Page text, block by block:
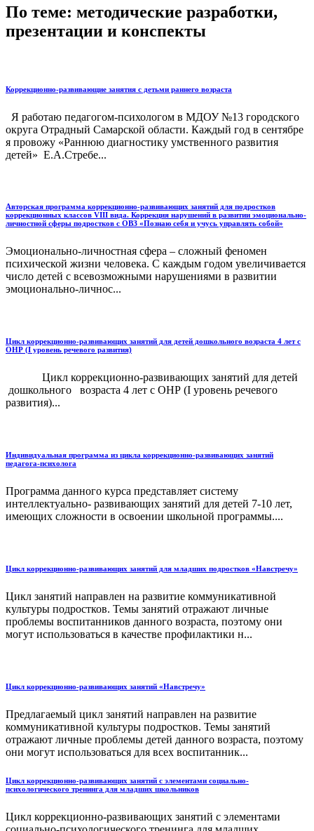
По теме: методические разработки,
презентации и конспекты
Коррекционно-развивающие занятия с детьми раннего возраста
Я работаю педагогом-психологом в МДОУ №13 городского
округа Отрадный Самарской области. Каждый год в сентябре
я провожу «Раннюю диагностику умственного развития
детей» Е.А.Стребе...
Авторская программа коррекционно-развивающих занятий для подростков
коррекционных классов VIII вида. Коррекция нарушений в развитии эмоционально-
личностной сферы подростков с ОВЗ «Познаю себя и учусь управлять собой»
Эмоционально-личностная сфера – сложный феномен
психической жизни человека. С каждым годом увеличивается
число детей с всевозможными нарушениями в развитии
эмоционально-личнос...
Цикл коррекционно-развивающих занятий для детей дошкольного возраста 4 лет с
ОНР (I уровень речевого развития)
Цикл коррекционно-развивающих занятий для детей
дошкольного возраста 4 лет с ОНР (I уровень речевого
развития)...
Индивидуальная программа из цикла коррекционно-развивающих занятий
педагога-психолога
Программа данного курса представляет систему
интеллектуально- развивающих занятий для детей 7-10 лет,
имеющих сложности в освоении школьной программы....
Цикл коррекционно-развивающих занятий для младших подростков «Навстречу»
Цикл занятий направлен на развитие коммуникативной
культуры подростков. Темы занятий отражают личные
проблемы воспитанников данного возраста, поэтому они
могут использоваться в качестве профилактики н...
Цикл коррекционно-развивающих занятий «Навстречу»
Предлагаемый цикл занятий направлен на развитие
коммуникативной культуры подростков. Темы занятий
отражают личные проблемы детей данного возраста, поэтому
они могут использоваться для всех воспитанник...
Цикл коррекционно-развивающих занятий с элементами социально-
психологического тренинга для младших школьников
Цикл коррекционно-развивающих занятий с элементами